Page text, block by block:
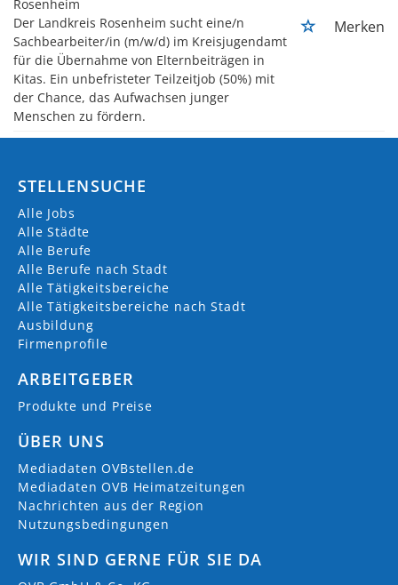
Rosenheim
Der Landkreis Rosenheim sucht eine/n
Sachbearbeiter/in (m/w/d) im Kreisjugendamt
für die Übernahme von Elternbeiträgen in
Kitas. Ein unbefristeter Teilzeitjob (50%) mit
der Chance, das Aufwachsen junger
Menschen zu fördern.
Merken
STELLENSUCHE
Alle Jobs
Alle Städte
Alle Berufe
Alle Berufe nach Stadt
Alle Tätigkeitsbereiche
Alle Tätigkeitsbereiche nach Stadt
Ausbildung
Firmenprofile
ARBEITGEBER
Produkte und Preise
ÜBER UNS
Mediadaten OVBstellen.de
Mediadaten OVB Heimatzeitungen
Nachrichten aus der Region
Nutzungsbedingungen
WIR SIND GERNE FÜR SIE DA